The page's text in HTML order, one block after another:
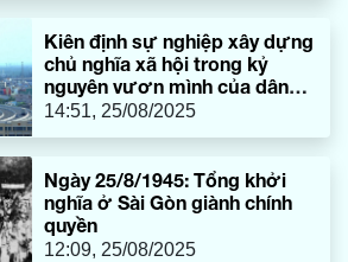
Kiên định sự nghiệp xây dựng
chủ nghĩa xã hội trong kỷ
nguyên vươn mình của dân
tộc
14:51, 25/08/2025
Ngày 25/8/1945: Tổng khởi
nghĩa ở Sài Gòn giành chính
quyền
12:09, 25/08/2025